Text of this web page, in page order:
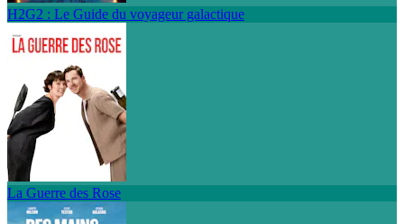
H2G2 : Le Guide du voyageur galactique
La Guerre des Rose